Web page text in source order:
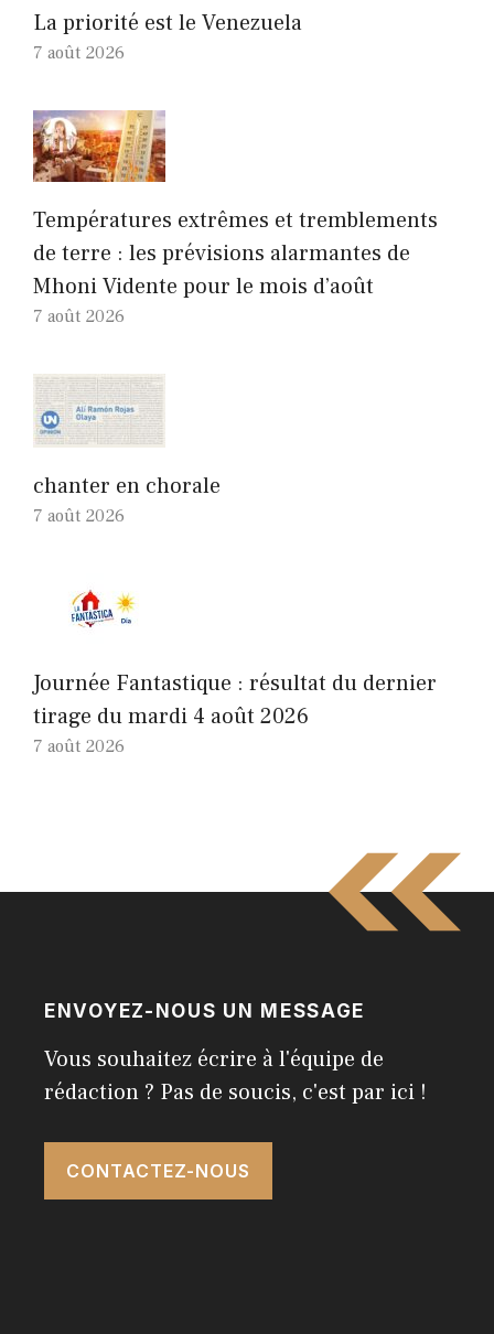
La priorité est le Venezuela
7 août 2026
Températures extrêmes et tremblements
de terre : les prévisions alarmantes de
Mhoni Vidente pour le mois d’août
7 août 2026
chanter en chorale
7 août 2026
Journée Fantastique : résultat du dernier
tirage du mardi 4 août 2026
7 août 2026
ENVOYEZ-NOUS UN MESSAGE
Vous souhaitez écrire à l'équipe de
rédaction ? Pas de soucis, c'est par ici !
CONTACTEZ-NOUS